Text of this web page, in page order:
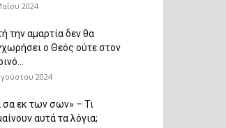
2024
την αμαρτία δεν θα
ο Θεός ούτε στον
2024
σα εκ των σων» – Τι
αυτά τα λόγια;